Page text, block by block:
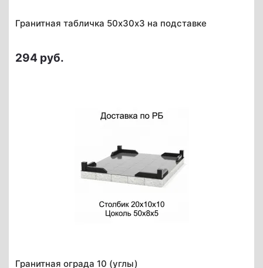
Гранитная табличка 50х30х3 на подставке
294 руб.
Гранитная ограда 10 (углы)